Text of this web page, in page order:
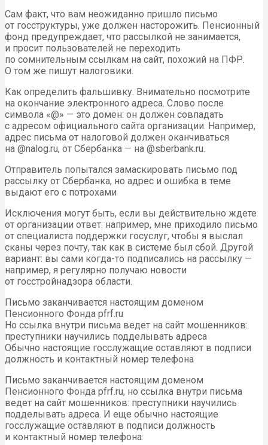
Сам факт, что вам неожиданно пришло письмо
от госструктуры, уже должен насторожить. Пенсионный
фонд предупреждает, что рассылкой не занимается,
и просит пользователей не переходить
по сомнительным ссылкам на сайт, похожий на ПФР.
О том же пишут налоговики.
Как определить фальшивку. Внимательно посмотрите
на окончание электронного адреса. Слово после
символа «@» — это домен: он должен совпадать
с адресом официального сайта организации. Например,
адрес письма от налоговой должен оканчиваться
на @nalog.ru, от Сбербанка — на @sberbank.ru.
Отправитель попытался замаскировать письмо под
рассылку от Сбербанка, но адрес и ошибка в теме
выдают его с потрохами
Исключения могут быть, если вы действительно ждете
от организации ответ: например, мне приходило письмо
от специалиста поддержки госуслуг, чтобы я выслал
сканы через почту, так как в системе был сбой. Другой
вариант: вы сами когда-то подписались на рассылку —
например, я регулярно получаю новости
от госстройнадзора области.
Письмо заканчивается настоящим доменом
Пенсионного Фонда pfrf.ru
Но ссылка внутри письма ведет на сайт мошенников:
преступники научились подделывать адреса
Обычно настоящие госслужащие оставляют в подписи
должность и контактный номер телефона
Письмо заканчивается настоящим доменом
Пенсионного Фонда pfrf.ru, но ссылка внутри письма
ведет на сайт мошенников: преступники научились
подделывать адреса. И еще обычно настоящие
госслужащие оставляют в подписи должность
и контактный номер телефона: